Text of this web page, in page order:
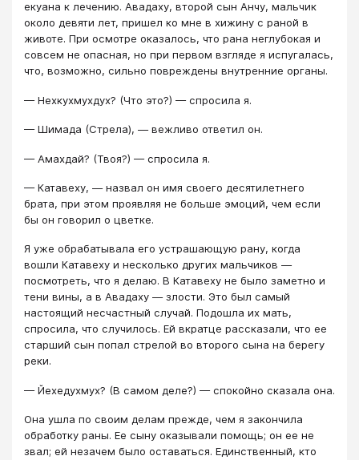
екуана к лечению. Авадаху, второй сын Анчу, мальчик
около девяти лет, пришел ко мне в хижину с раной в
животе. При осмотре оказалось, что рана неглубокая и
совсем не опасная, но при первом взгляде я испугалась,
что, возможно, сильно повреждены внутренние органы.
— Нехкухмухдух? (Что это?) — спросила я.
— Шимада (Стрела), — вежливо ответил он.
— Амахдай? (Твоя?) — спросила я.
— Катавеху, — назвал он имя своего десятилетнего
брата, при этом проявляя не больше эмоций, чем если
бы он говорил о цветке.
Я уже обрабатывала его устрашающую рану, когда
вошли Катавеху и несколько других мальчиков —
посмотреть, что я делаю. В Катавеху не было заметно и
тени вины, а в Авадаху — злости. Это был самый
настоящий несчастный случай. Подошла их мать,
спросила, что случилось. Ей вкратце рассказали, что ее
старший сын попал стрелой во второго сына на берегу
реки.
— Йехедухмух? (В самом деле?) — спокойно сказала она.
Она ушла по своим делам прежде, чем я закончила
обработку раны. Ее сыну оказывали помощь; он ее не
звал; ей незачем было оставаться. Единственный, кто